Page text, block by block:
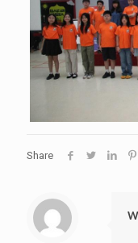
Share